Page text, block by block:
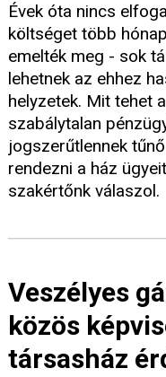
Évek óta nincs
költséget több
emelték meg - sok
lehetnek az ehhez
helyzetek. Mit tehet
szabálytalan
jogszerűtlennek
rendezni a ház
szakértőnk válaszol.
Veszélyes
közös
társasház